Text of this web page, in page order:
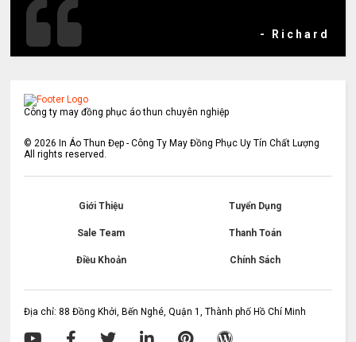
- Richard
Công ty may đồng phục áo thun chuyên nghiệp
©2026 In Áo Thun Đẹp - Công Ty May Đồng Phục Uy Tín Chất Lượng
All rights reserved.
Giới Thiệu Tuyển Dụng
Sale Team Thanh Toán
Điều Khoản Chính Sách
Địa chỉ: 88 Đồng Khởi, Bến Nghé, Quận 1, Thành phố Hồ Chí Minh